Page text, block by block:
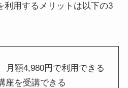
利用するメリットは以下の3
月額4,980円で利用できる
座を受講できる